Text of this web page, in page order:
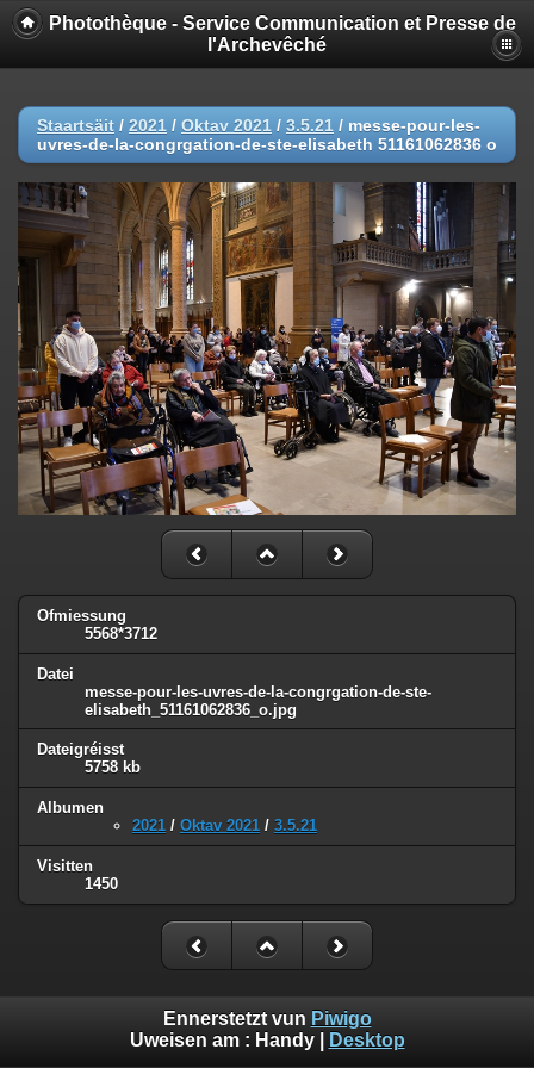
Photothèque - Service Communication et Presse de
l'Archevêché
Staartsäit / 2021 / Oktav 2021 / 3.5.21 / messe-pour-les-
uvres-de-la-congrgation-de-ste-elisabeth 51161062836 o
Ofmiessung
5568*3712
Datei
messe-pour-les-uvres-de-la-congrgation-de-ste-
elisabeth_51161062836_o.jpg
Dateigréisst
5758 kb
Albumen
2021 / Oktav 2021 / 3.5.21
Visitten
1450
Ennerstetzt vun Piwigo
Uweisen am : Handy| Desktop